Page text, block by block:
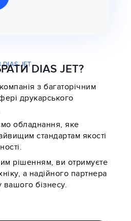
JET
DIAS JET?
з багаторічним
друкарського
обладнання, яке
стандартам якості
рішенням, ви отримуєте
а надійного партнера
вашого бізнесу.